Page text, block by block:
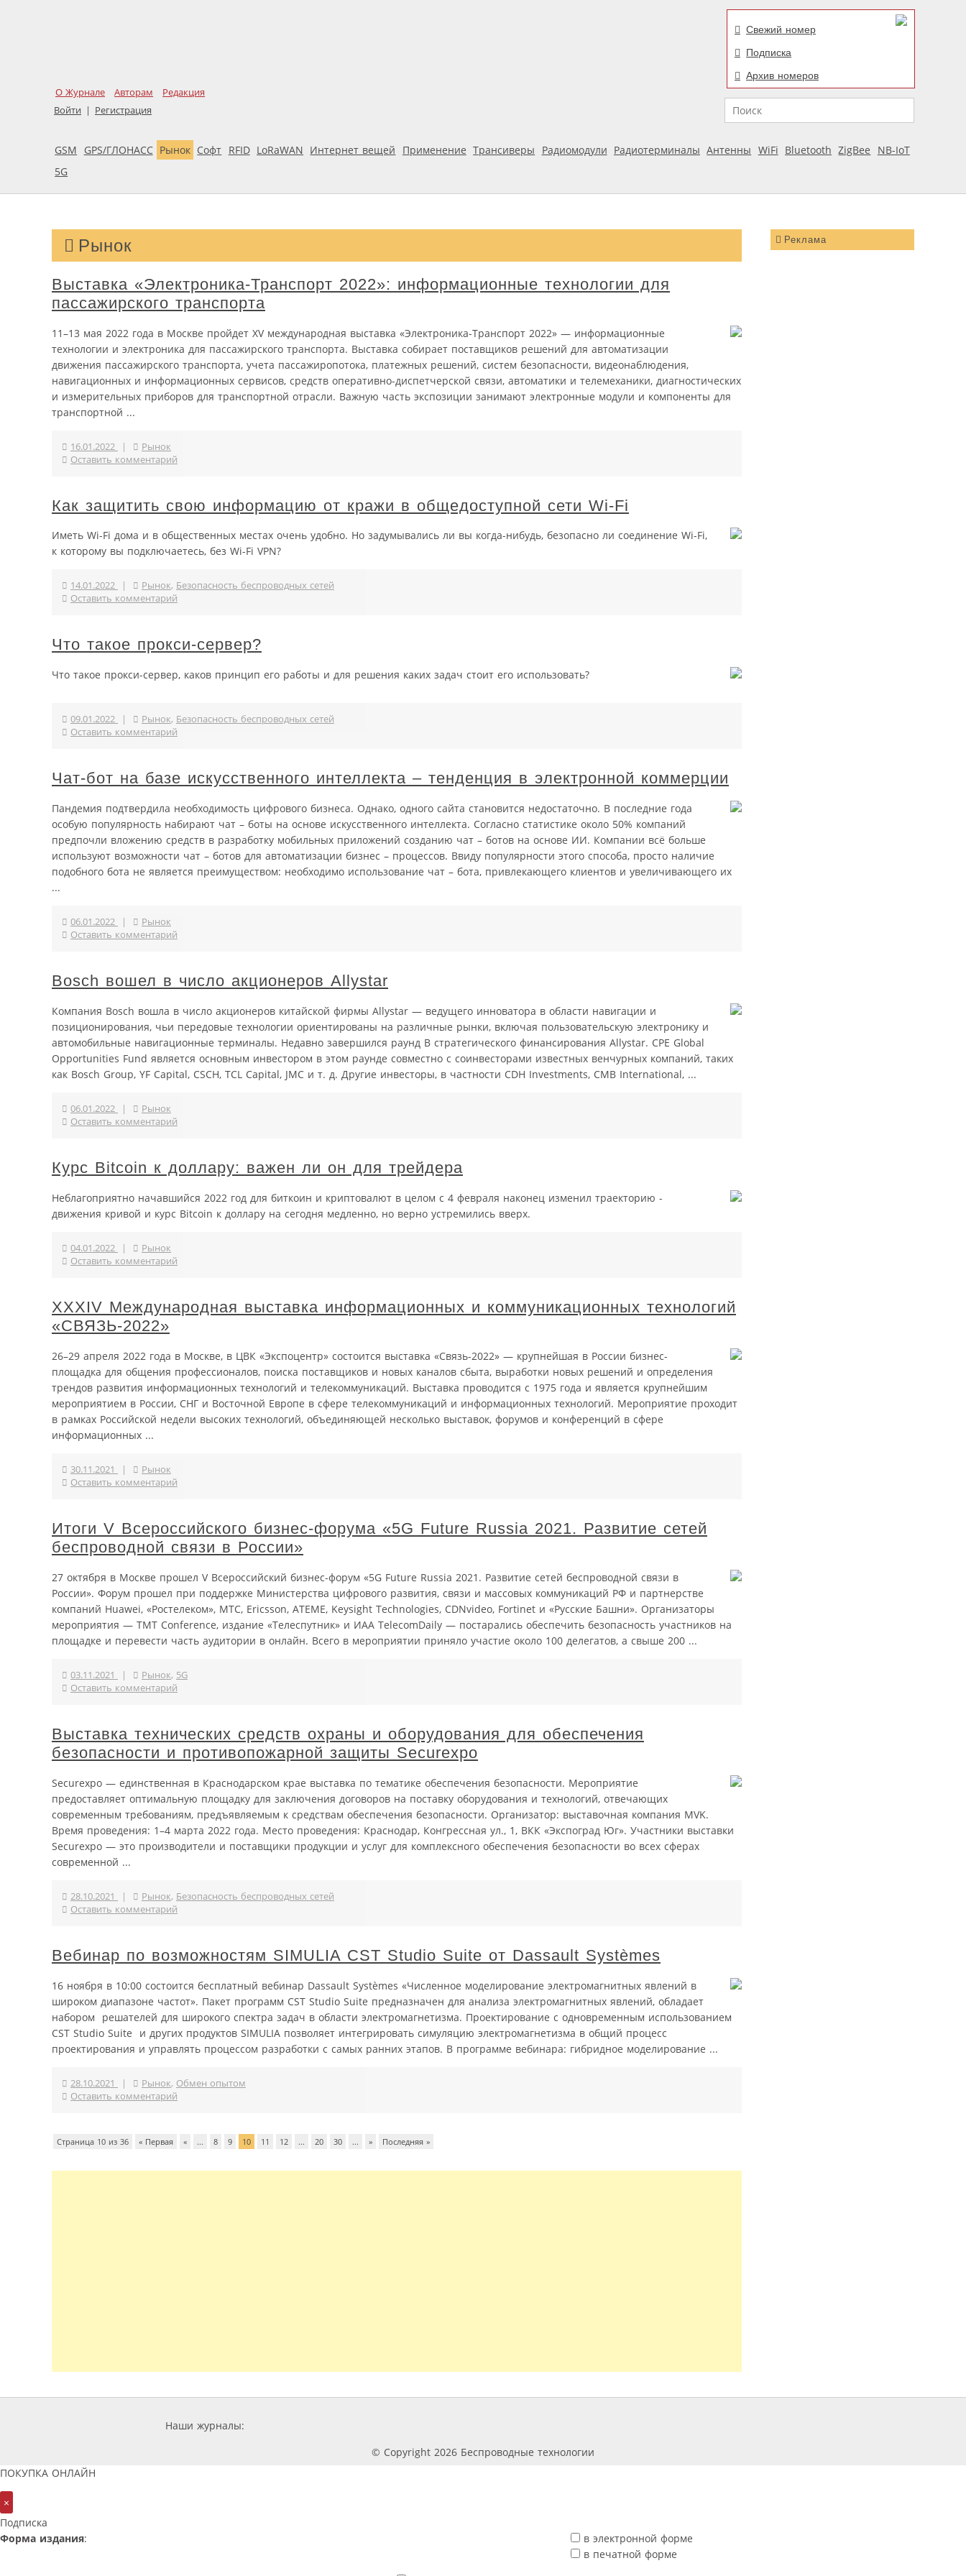
О Журнале Авторам
Редакция
Войти | Регистрация
Свежий номер
Подписка
Архив номеров
Поиск
GSM GPS/ГЛОНАСС Рынок Софт RFID LoRaWAN Интернет вещей Применение Трансиверы Радиомодули Радиотерминалы Антенны WiFi Bluetooth ZigBee
NB-IoT
5G
Реклама
Рынок
Выставка «Электроника-Транспорт 2022»: информационные технологии для
пассажирского транспорта
11–13 мая 2022 года в Москве пройдет XV международная выставка «Электроника-Транспорт 2022» — информационные
технологии и электроника для пассажирского транспорта. Выставка собирает поставщиков решений для автоматизации
движения пассажирского транспорта, учета пассажиропотока, платежных решений, систем безопасности, видеонаблюдения,
навигационных и информационных сервисов, средств оперативно-диспетчерской связи, автоматики и телемеханики, диагностических
и измерительных приборов для транспортной отрасли. Важную часть экспозиции занимают электронные модули и компоненты для
транспортной ...
16.01.2022 |
Рынок
Оставить комментарий
Как защитить свою информацию от кражи в общедоступной сети Wi-Fi
Иметь Wi-Fi дома и в общественных местах очень удобно. Но задумывались ли вы когда-нибудь, безопасно ли соединение Wi-Fi,
к которому вы подключаетесь, без Wi-Fi VPN?
14.01.2022 Рынок, Безопасность беспроводных сетей
Оставить комментарий
Что такое прокси-сервер?
Что такое прокси-сервер, каков принцип его работы и для решения каких задач стоит его использовать?
09.01.2022 | Рынок, Безопасность беспроводных сетей
Оставить комментарий
Чат-бот на базе искусственного интеллекта – тенденция в электронной коммерции
Пандемия подтвердила необходимость цифрового бизнеса. Однако, одного сайта становится недостаточно. В последние года
особую популярность набирают чат – боты на основе искусственного интеллекта. Согласно статистике около 50% компаний
предпочли вложению средств в разработку мобильных приложений созданию чат – ботов на основе ИИ. Компании всё больше
используют возможности чат – ботов для автоматизации бизнес – процессов. Ввиду популярности этого способа, просто наличие
подобного бота не является преимуществом: необходимо использование чат – бота, привлекающего клиентов и увеличивающего их
...
06.01.2022 |
Рынок
Оставить комментарий
Bosch вошел в число акционеров Allystar
Компания Bosch вошла в число акционеров китайской фирмы Allystar — ведущего инноватора в области навигации и
позиционирования, чьи передовые технологии ориентированы на различные рынки, включая пользовательскую электронику и
автомобильные навигационные терминалы. Недавно завершился раунд B стратегического финансирования Allystar. CPE Global
Opportunities Fund является основным инвестором в этом раунде совместно с соинвесторами известных венчурных компаний, таких
как Bosch Group, YF Capital, CSCH, TCL Capital, JMC и т. д. Другие инвесторы, в частности CDH Investments, CMB International, ...
06.01.2022 |
Рынок
Оставить комментарий
Курс Bitcoin к доллару: важен ли он для трейдера
Неблагоприятно начавшийся 2022 год для биткоин и криптовалют в целом с 4 февраля наконец изменил траекторию -
движения кривой и курс Bitcoin к доллару на сегодня медленно, но верно устремились вверх.
04.01.2022 |
Рынок
Оставить комментарий
XXXIV Международная выставка информационных и коммуникационных технологий
«СВЯЗЬ-2022»
26–29 апреля 2022 года в Москве, в ЦВК «Экспоцентр» состоится выставка «Связь-2022» — крупнейшая в России бизнес-
площадка для общения профессионалов, поиска поставщиков и новых каналов сбыта, выработки новых решений и определения
трендов развития информационных технологий и телекоммуникаций. Выставка проводится с 1975 года и является крупнейшим
мероприятием в России, СНГ и Восточной Европе в сфере телекоммуникаций и информационных технологий. Мероприятие проходит
в рамках Российской недели высоких технологий, объединяющей несколько выставок, форумов и конференций в сфере
информационных ...
30.11.2021 |
Рынок
Оставить комментарий
Итоги V Всероссийского бизнес-форума «5G Future Russia 2021. Развитие сетей
беспроводной связи в России»
27 октября в Москве прошел V Всероссийский бизнес-форум «5G Future Russia 2021. Развитие сетей беспроводной связи в
России». Форум прошел при поддержке Министерства цифрового развития, связи и массовых коммуникаций РФ и партнерстве
компаний Huawei, «Ростелеком», МТС, Ericsson, ATEME, Keysight Technologies, CDNvideo, Fortinet и «Русские Башни». Организаторы
мероприятия — TMT Conference, издание «Телеспутник» и ИАА TelecomDaily — постарались обеспечить безопасность участников на
площадке и перевести часть аудитории в онлайн. Всего в мероприятии приняло участие около 100 делегатов, а свыше 200 ...
03.11.2021 | Рынок, 5G
Оставить комментарий
Выставка технических средств охраны и оборудования для обеспечения
безопасности и противопожарной защиты Securexpo
Securexpo — единственная в Краснодарском крае выставка по тематике обеспечения безопасности. Мероприятие
предоставляет оптимальную площадку для заключения договоров на поставку оборудования и технологий, отвечающих
современным требованиям, предъявляемым к средствам обеспечения безопасности. Организатор: выставочная компания MVK.
Время проведения: 1–4 марта 2022 года. Место проведения: Краснодар, Конгрессная ул., 1, ВКК «Экспоград Юг». Участники выставки
Securexpo — это производители и поставщики продукции и услуг для комплексного обеспечения безопасности во всех сферах
современной ...
28.10.2021 | Рынок, Безопасность беспроводных сетей
Оставить комментарий
Вебинар по возможностям SIMULIA CST Studio Suite от Dassault Systèmes
16 ноября в 10:00 состоится бесплатный вебинар Dassault Systèmes «Численное моделирование электромагнитных явлений в
широком диапазоне частот». Пакет программ CST Studio Suite предназначен для анализа электромагнитных явлений, обладает
набором решателей для широкого спектра задач в области электромагнетизма. Проектирование с одновременным использованием
CST Studio Suite и других продуктов SIMULIA позволяет интегрировать симуляцию электромагнетизма в общий процесс
проектирования и управлять процессом разработки с самых ранних этапов. В программе вебинара: гибридное моделирование ...
28.10.2021 | Рынок, Обмен опытом
Оставить комментарий
Страница 10 из 36 « Первая « ... 8 9 10 11 12 ... 20 30 ... » Последняя »
Наши журналы:
© Copyright 2026 Беспроводные технологии
ПОКУПКА ОНЛАЙН
×
Подписка
Форма издания:
в электронной форме
в печатной форме